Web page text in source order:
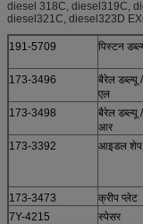
diesel 318C, diesel319C,
diesel321C, diesel323D
191-5709 पिस्टन
173-3496
बैरेल डब्ल्यू
एल
173-3498
बैरेल डब्ल्यू
आर
173-3392
आइडल शेप
173-3473
क्रीप प्लेट
7Y-4215
स्पेसर